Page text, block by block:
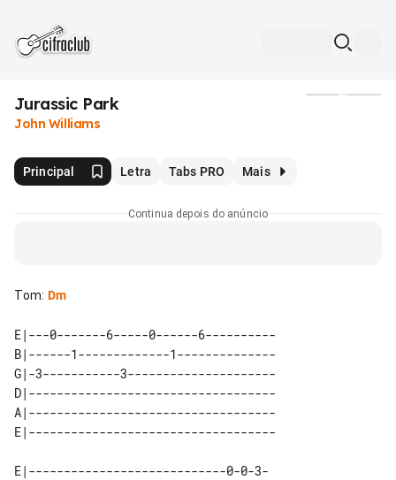
Jurassic Park
John Williams
Principal Letra Tabs PRO Mais
Continua depois do anúncio
Tom: Dm
E|---0-------6-----0------6----------
B|------1-------------1--------------
G|-3-----------3---------------------
D|-----------------------------------
A|-----------------------------------
E|----------------------------0-0-3-